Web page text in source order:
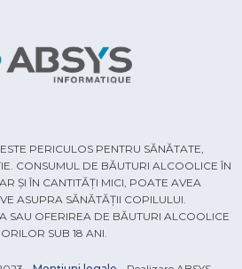
PERICULOS PENTRU SĂNĂTATE,
CONSUMUL DE BĂUTURI ALCOOLICE ÎN
ȘI ÎN CANTITĂȚI MICI, POATE AVEA
ASUPRA SĂNĂTĂȚII COPILULUI.
SAU OFERIREA DE BĂUTURI ALCOOLICE
SUB 18 ANI.